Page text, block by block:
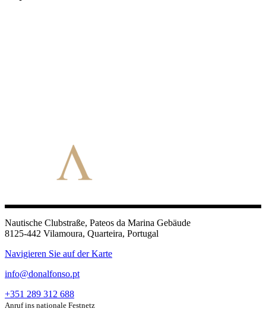
Nautische Clubstraße, Pateos da Marina Gebäude
8125-442 Vilamoura, Quarteira, Portugal
Navigieren Sie auf der Karte
info@donalfonso.pt
+351 289 312 688
Anruf ins nationale Festnetz